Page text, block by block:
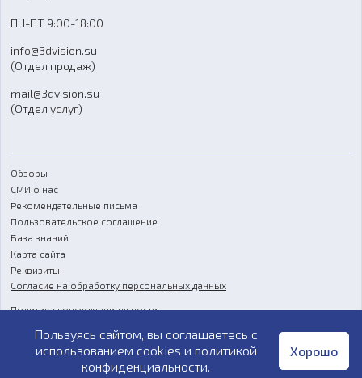
FAQ
ПН-ПТ 9:00-18:00
info@3dvision.su
(Отдел продаж)
mail@3dvision.su
(Отдел услуг)
Обзоры
СМИ о нас
Рекомендательные письма
Пользовательское соглашение
База знаний
Карта сайта
Реквизиты
Согласие на обработку персональных данных
Политика конфиденциальности
Публичная оферта
Пользуясь сайтом, вы соглашаетесь с
использованием cookies и политикой
конфиденциальности.
Хорошо